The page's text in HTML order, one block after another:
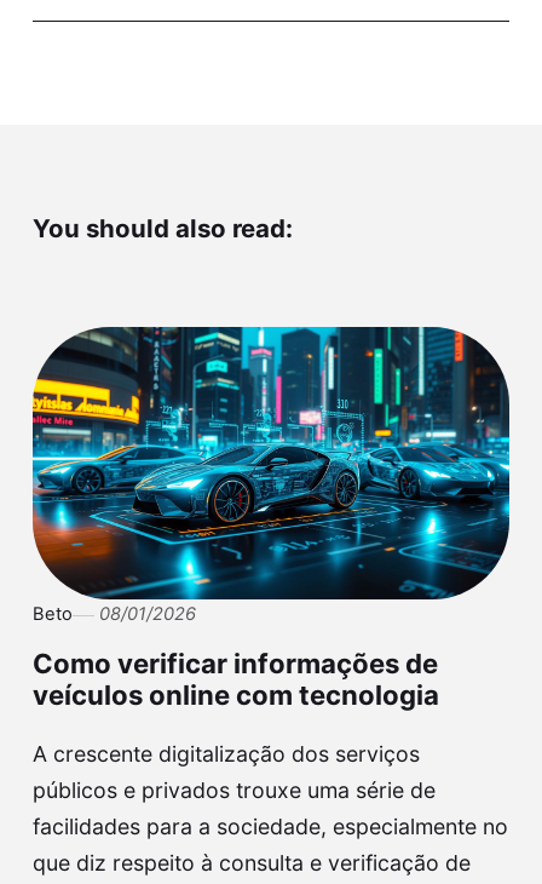
You should also read:
Beto 08/01/2026
Como verificar informações de
veículos online com tecnologia
A crescente digitalização dos serviços
públicos e privados trouxe uma série de
facilidades para a sociedade, especialmente no
que diz respeito à consulta e verificação de